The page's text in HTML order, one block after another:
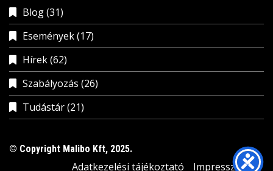
Blog(31)
Események(17)
Hírek(62)
Szabályozás (26)
Tudástár(21)
© Copyright Malibo Kft, 2025.
Adatkezelési tájékoztató Impresszum